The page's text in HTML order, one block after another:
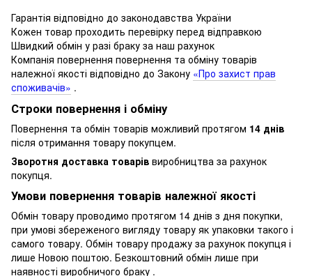
Гарантія відповідно до законодавства України
Кожен товар проходить перевірку перед відправкою
Швидкий обмін у разі браку за наш рахунок
Компанія повернення повернення та обміну товарів
належної якості відповідно до Закону «Про захист прав
споживачів» .
Строки повернення і обміну
Повернення та обмін товарів можливий протягом 14 днів
після отримання товару покупцем.
Зворотня доставка товарів виробництва за рахунок
покупця.
Умови повернення товарів належної якості
Обмін товару проводимо протягом 14 днів з дня покупки,
при умові збереженого вигляду товару як упаковки такого і
самого товару. Обмін товару продажу за рахунок покупця і
лише Новою поштою. Безкоштовний обмін лише при
наявності виробничого браку .